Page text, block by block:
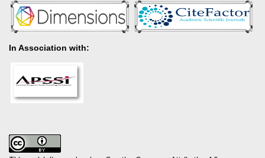
In Association with: